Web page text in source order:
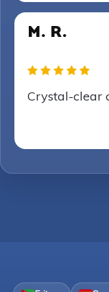
M. R.
Crystal-clear